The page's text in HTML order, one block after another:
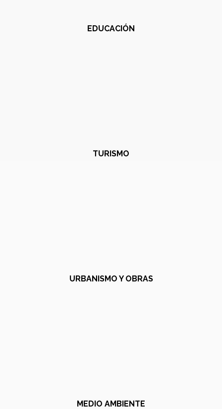
EDUCACIÓN
TURISMO
URBANISMO Y OBRAS
MEDIO AMBIENTE